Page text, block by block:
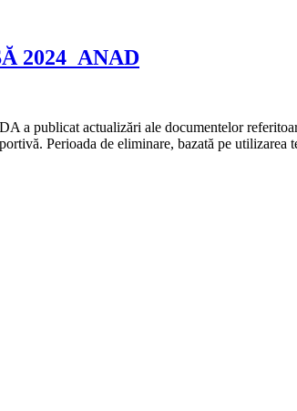
2024_ANAD
a publicat actualizări ale documentelor
Perioada de eliminare, bazată pe utilizarea